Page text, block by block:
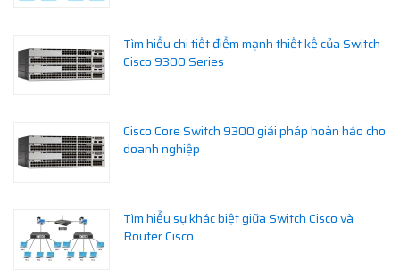
Tìm hiểu chi tiết điểm mạnh thiết kế của Switch
Cisco 9300 Series
Cisco Core Switch 9300 giải pháp hoàn hảo cho
doanh nghiệp
Tìm hiểu sự khác biệt giữa Switch Cisco và
Router Cisco